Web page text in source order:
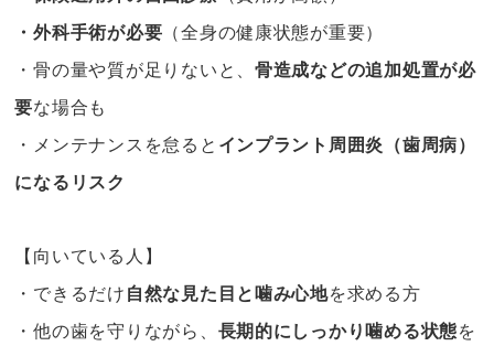
・外科手術が必要 （全身の健康状態が重要）
・骨の量や質が足りないと、 骨造成などの追加処置が必
要な場合も
・メンテナンスを怠ると インプラント周囲炎（歯周病）
になるリスク
【向いている人】
・できるだけ 自然な見た目と噛み心地を求める方
・他の歯を守りながら、 長期的にしっかり噛める状態を